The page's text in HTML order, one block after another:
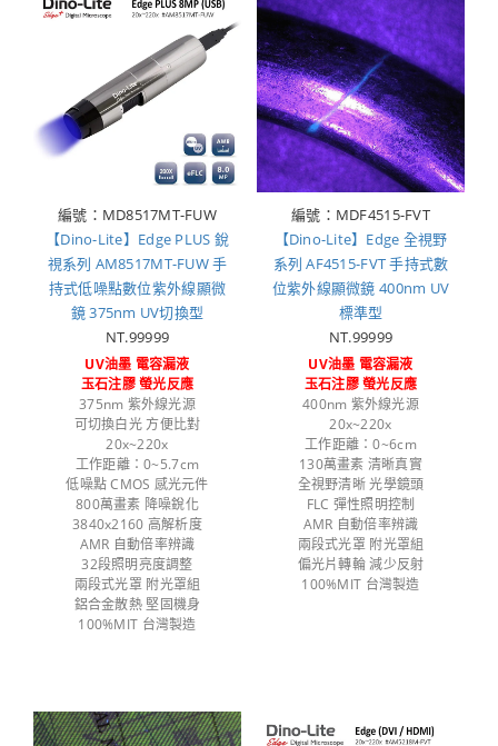
編號：MD8517MT-FUW
【Dino-Lite】Edge PLUS 銳
視系列 AM8517MT-FUW 手
持式低噪點數位紫外線顯微
鏡 375nm UV切換型
NT.99999
UV油墨 電容漏液
玉石注膠 螢光反應
375nm 紫外線光源
可切換白光 方便比對
20x~220x
工作距離：0~5.7cm
低噪點 CMOS 感光元件
800萬畫素 降噪銳化
3840x2160 高解析度
AMR 自動倍率辨識
32段照明亮度調整
兩段式光罩 附光罩組
鋁合金散熱 堅固機身
100%MIT 台灣製造
編號：MDF4515-FVT
【Dino-Lite】Edge 全視野
系列 AF4515-FVT 手持式數
位紫外線顯微鏡 400nm UV
標準型
NT.99999
UV油墨 電容漏液
玉石注膠 螢光反應
400nm 紫外線光源
20x~220x
工作距離：0~6cm
130萬畫素 清晰真實
全視野清晰 光學鏡頭
FLC 彈性照明控制
AMR 自動倍率辨識
兩段式光罩 附光罩組
偏光片轉輪 減少反射
100%MIT 台灣製造